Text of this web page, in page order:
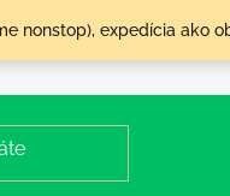
nonstop), expedícia ako